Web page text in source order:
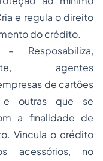
e regula o direito
do crédito.
Resposabiliza,
agentes
de cartões
outras que se
a finalidade de
Vincula o crédito
acessórios, no